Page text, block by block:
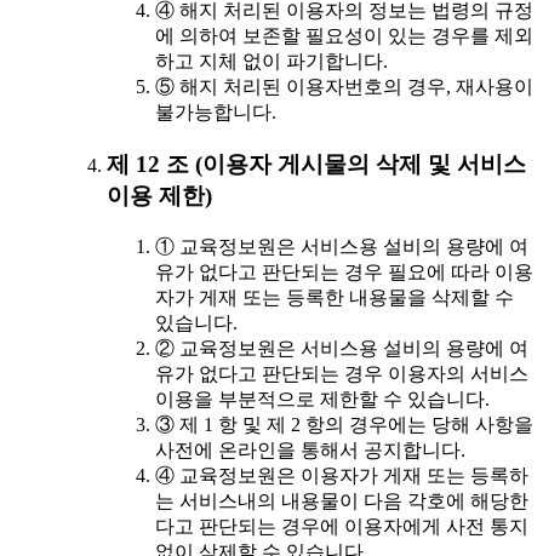
④ 해지 처리된 이용자의 정보는 법령의 규정
에 의하여 보존할 필요성이 있는 경우를 제외
하고 지체 없이 파기합니다.
⑤ 해지 처리된 이용자번호의 경우, 재사용이
불가능합니다.
제 12 조 (이용자 게시물의 삭제 및 서비스
이용 제한)
① 교육정보원은 서비스용 설비의 용량에 여
유가 없다고 판단되는 경우 필요에 따라 이용
자가 게재 또는 등록한 내용물을 삭제할 수
있습니다.
② 교육정보원은 서비스용 설비의 용량에 여
유가 없다고 판단되는 경우 이용자의 서비스
이용을 부분적으로 제한할 수 있습니다.
③ 제 1 항 및 제 2 항의 경우에는 당해 사항을
사전에 온라인을 통해서 공지합니다.
④ 교육정보원은 이용자가 게재 또는 등록하
는 서비스내의 내용물이 다음 각호에 해당한
다고 판단되는 경우에 이용자에게 사전 통지
없이 삭제할 수 있습니다.